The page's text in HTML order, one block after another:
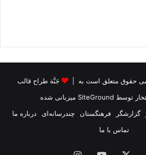
جَنَّة طراح قالب
توسط SiteGround میزبانی شده
گزارشگر فرهنگستان چندرسانه‌ای
درباره ما
تماس با ما